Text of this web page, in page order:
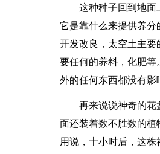
这种种子回到地面
它是靠什么来提供养
开发改良，太空土主
要任何的养料，化肥等
外的任何东西都没有影
再来说说神奇的花
面还装着数不胜数的
用说，十小时后，这